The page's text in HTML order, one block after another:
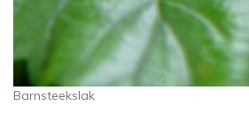
Barnsteekslak